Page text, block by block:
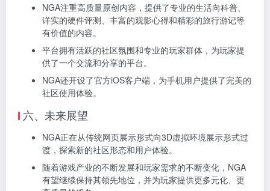
NGA注重高质量原创内容，提供了专业的生活向科普、
详实的硬件评测、丰富的观影心得和精彩的旅行游记等
有价值的内容。
平台拥有活跃的社区氛围和专业的玩家群体，为玩家提
供了一个交流和分享的平台。
NGA还开设了官方iOS客户端，为手机用户提供了完美的
社区使用体验。
六、未来展望
NGA正在从传统网页展示形式向3D虚拟环境展示形式过
渡，探索新的社区形态和用户体验。
随着游戏产业的不断发展和玩家需求的不断变化，NGA
有望继续保持其领先地位，并为玩家提供更多元化、更